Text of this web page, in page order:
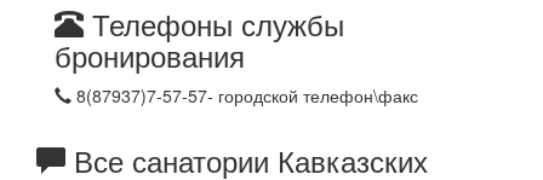
Телефоны службы
бронирования
8(87937)7-57-57- городской телефон\факс
Все санатории Кавказских